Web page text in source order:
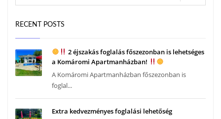
RECENT POSTS
2 éjszakás foglalás főszezonban is lehetséges
a Komáromi Apartmanházban!
A Komáromi Apartmanházban főszezonban is
foglal...
Extra kedvezményes foglalási lehetőség